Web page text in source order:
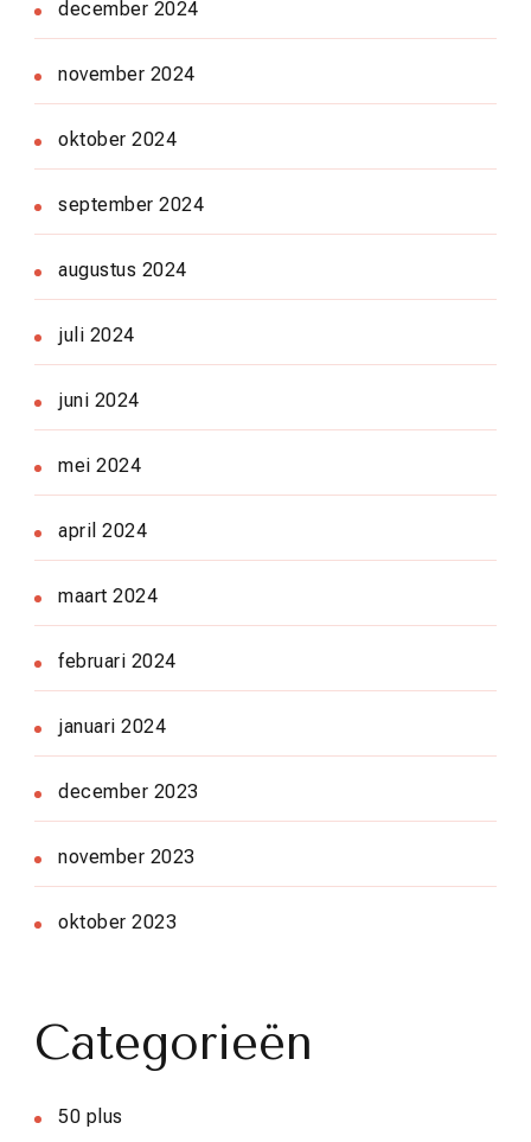
december 2024
november 2024
oktober 2024
september 2024
augustus 2024
juli 2024
juni 2024
mei 2024
april 2024
maart 2024
februari 2024
januari 2024
december 2023
november 2023
oktober 2023
Categorieën
50 plus